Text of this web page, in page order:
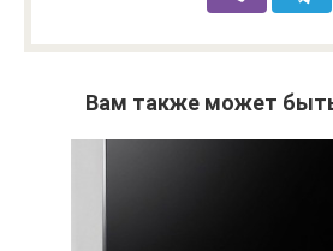
Вам также может